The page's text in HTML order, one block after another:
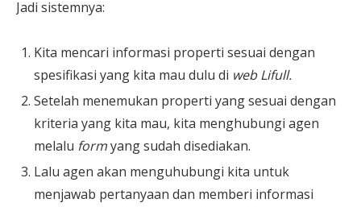
Jadi sistemnya:
Kita mencari informasi properti sesuai dengan
spesifikasi yang kita mau dulu di web Lifull.
Setelah menemukan properti yang sesuai dengan
kriteria yang kita mau, kita menghubungi agen
melalu formyang sudah disediakan.
Lalu agen akan menguhubungi kita untuk
menjawab pertanyaan dan memberi informasi